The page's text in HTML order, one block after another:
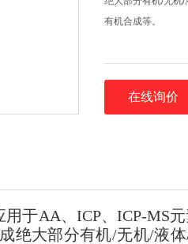
有机合成等。
在线询价
用于AA、ICP、ICP-MS
绝大部分有机/无机/液